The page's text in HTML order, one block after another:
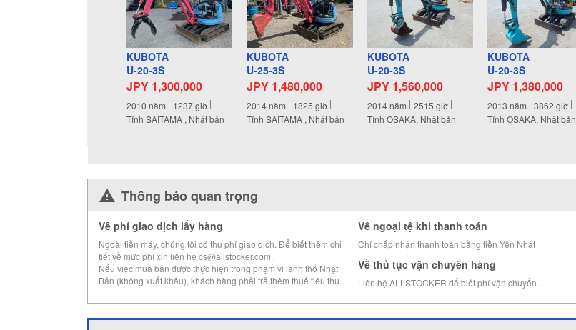
KUBOTA
U-20-3S
JPY 1,300,000
2010 năm 1237giờ
Tỉnh SAITAMA , Nhật bản
KUBOTA
U-25-3S
JPY 1,480,000
2014năm 1825 giờ
Tỉnh SAITAMA , Nhật bản
KUBOTA
U-20-3S
JPY 1,560,000
2014năm 2515 giờ
Tỉnh OSAKA, Nhật bản
KUBOTA
U-20-3S
JPY 1,380,000
2013 năm 3862 giờ
Tỉnh OSAKA, Nhật bản
Thông báo quan trọng
Về phí giao dịch lấy hàng
Ngoài tiền máy, chúng tôi có thu phí giao dịch. Để biết thêm chi
tiết về mức phí xin liên hệ cs@allstocker.com.
Nếu việc mua bán được thực hiện trong phạm vi lãnh thổ Nhật
Bản (không xuất khẩu), khách hàng phải trả thêm thuế tiêu thụ.
Về ngoại tệ khi thanh toán
Chỉ chấp nhận thanh toán bằng tiền Yên Nhật
Về thủ tục vận chuyển hàng
Liên hệ ALLSTOCKER để biết phí vận chuyển.